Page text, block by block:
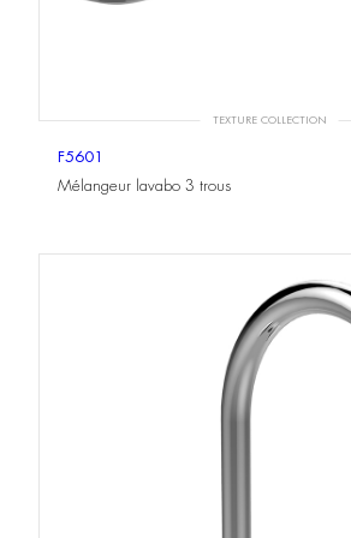
TEXTURE COLLECTION
F5601
Mélangeur lavabo 3 trous